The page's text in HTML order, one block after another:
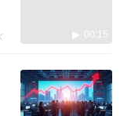
00:15